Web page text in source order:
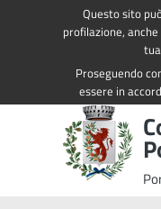
Questo sito
profilazione,
Proseguendo
essere in
Regione